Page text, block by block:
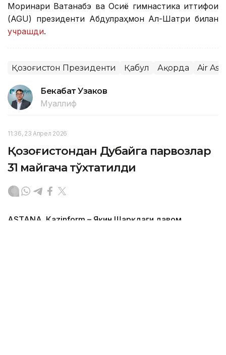
Моринари Ватанабэ ва Осиё гимнастика иттифоқи
(AGU) президенти Абдулраҳмон Ал-Шатри билан
учрашди.
Қозоғистон Президенти Қабул Ақорда Air
Бекабат Узаков
Муаллиф
11:36, 23 Апрел 2026
Қозоғистондан Дубайга парвозлар
31 майгача тўхтатилди
ASTANА. Кazinform – Яқин Шарқдаги давом